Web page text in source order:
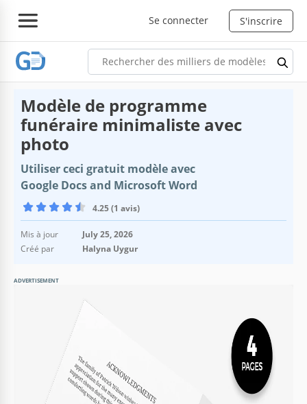
Se connecter S'inscrire
Modèle de programme
funéraire minimaliste avec
photo
Utiliser ceci gratuit modèle avec
Google Docs and Microsoft Word
4.25 (1 avis)
Mis à jour
July 25, 2026
Créé par
Halyna Uygur
ADVERTISEMENT